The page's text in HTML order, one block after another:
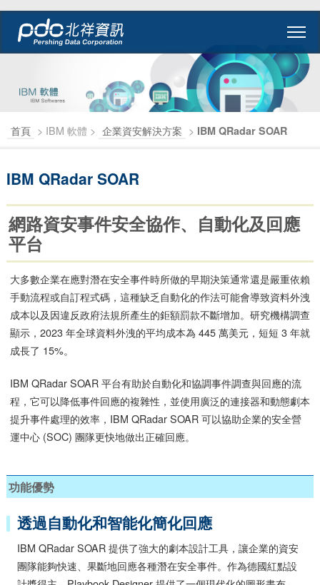
首頁 > IBM 軟體 > 企業資安解決方案 > IBM QRadar SOAR
IBM QRadar SOAR
網路資安事件安全協作、自動化及回應
平台
大多數企業在應對潛在安全事件時所做的早期決策通常還是嚴重依賴
手動流程或自訂程式碼，這種缺乏自動化的作法可能會導致資料外洩
成本以及因違反政府法規所產生的鉅額罰款不斷增加。研究機構調查
顯示，2023 年全球資料外洩的平均成本為 445 萬美元，短短 3 年就
成長了 15%。
IBM QRadar SOAR 平台有助於自動化和協調事件調查與回應的流
程，它可以降低事件回應的複雜性，並使用廣泛的連接器和動態劇本
提升事件處理的效率，IBM QRadar SOAR 可以協助企業的安全營
運中心 (SOC) 團隊更快地做出正確回應。
功能優勢
透過自動化和智能化簡化回應
IBM QRadar SOAR 提供了強大的劇本設計工具，讓企業的資安
團隊能夠快速、果斷地回應各種潛在安全事件。作為德國紅點設